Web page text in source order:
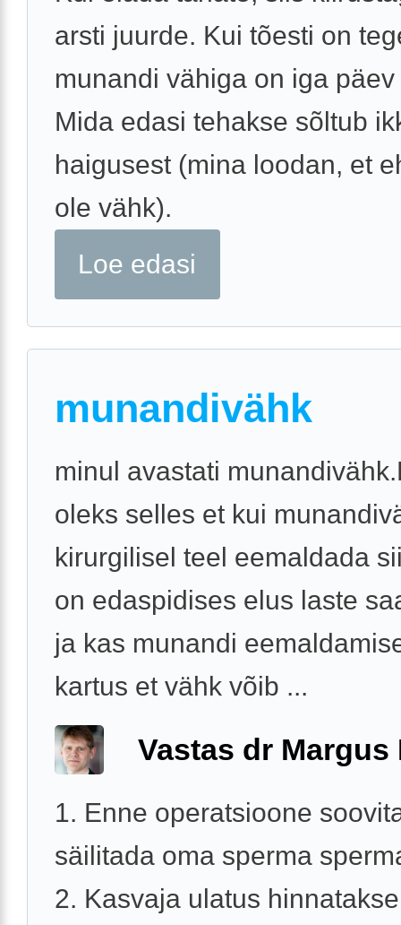
arsti juurde. Kui tõesti on
munandi vähiga on iga
Mida edasi tehakse sõltub
haigusest (mina loodan, et
ole vähk).
Loe edasi
munandivähk
minul avastati
oleks selles et kui
kirurgilisel teel eemaldada
on edaspidises elus laste
ja kas munandi
kartus et vähk võib ...
Vastas dr Margus
1. Enne operatsioone
säilitada oma sperma
2. Kasvaja ulatus